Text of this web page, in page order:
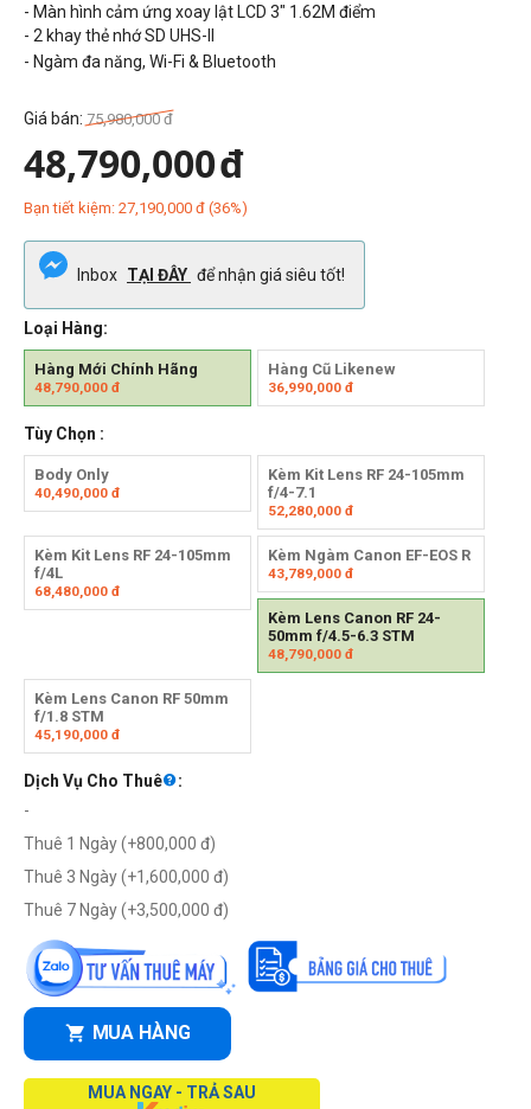
- Màn hình cảm ứng xoay lật LCD 3" 1.62M điểm
- 2 khay thẻ nhớ SD UHS-II
- Ngàm đa năng, Wi-Fi & Bluetooth
Giá bán: 75,980,000 đ
48,790,000đ
Bạn tiết kiệm: 27,190,000 đ (36%)
Inbox TẠI ĐÂY để nhận giá siêu tốt!
Loại Hàng:
Hàng Mới Chính Hãng
48,790,000 đ
Hàng Cũ Likenew
36,990,000đ
Tùy Chọn :
Body Only
40,490,000 đ
Kèm Kit Lens RF 24-105mm
f/4-7.1
52,280,000đ
Kèm Kit Lens RF 24-105mm
f/4L
68,480,000 đ
Kèm Ngàm Canon EF-EOS R
43,789,000đ
Kèm Lens Canon RF 24-
50mm f/4.5-6.3 STM
48,790,000đ
Kèm Lens Canon RF 50mm
f/1.8 STM
45,190,000 đ
Dịch Vụ Cho Thuê
:
-
Thuê 1 Ngày (+800,000 đ)
Thuê 3 Ngày (+1,600,000 đ)
Thuê 7 Ngày (+3,500,000 đ)
MUA HÀNG
MUA NGAY - TRẢ SAU